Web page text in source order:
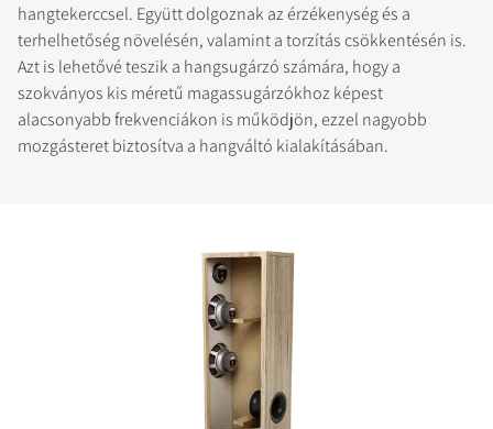
hangtekerccsel. Együtt dolgoznak az érzékenység és a
terhelhetőség növelésén, valamint a torzítás csökkentésén is.
Azt is lehetővé teszik a hangsugárzó számára, hogy a
szokványos kis méretű magassugárzókhoz képest
alacsonyabb frekvenciákon is működjön, ezzel nagyobb
mozgásteret biztosítva a hangváltó kialakításában.